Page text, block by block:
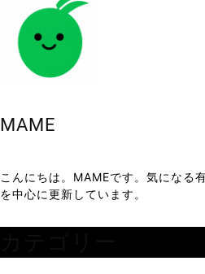
MAME
こんにちは。MAMEです。気になる
を中心に更新しています。